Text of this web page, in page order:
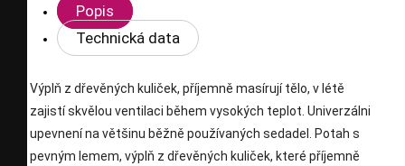
Popis
Technická data
Výplň z dřevěných kuliček, příjemně masírují tělo, v létě
zajistí skvělou ventilaci během vysokých teplot. Univerzálni
upevnení na většinu běžně používaných sedadel. Potah s
pevným lemem, výplň z dřevěných kuliček, které příjemně